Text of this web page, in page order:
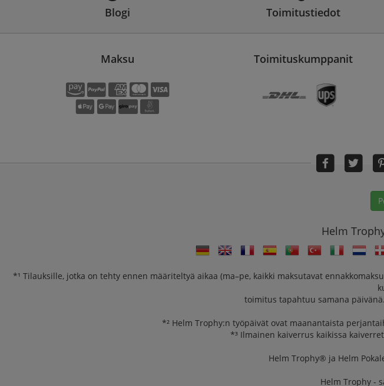
Blogi Toimitustiedot
Maksu Toimituskumppanit
Helm
*¹ Tilauksille, jotka on tehty ennen määriteltyä aikaa (ma–pe, kaikki maksutavat
toimitus tapahtuu samana
*² Helm Trophy:n työpäivät ovat maanantaista
*³ Ilmainen kaiverrus kaikissa
Helm Trophy® ja Helm
Helm Trophy -